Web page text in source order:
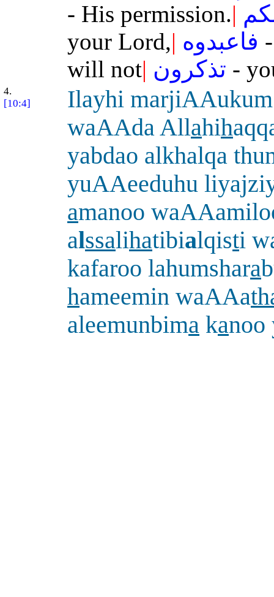
- His permission.|
your Lord,| فاعبدوه
will not| تذكرون -
4.
[10:4]
Ilayhi
waAAda Allahih
yabdao alkhalqa
yuAAeeduhu
amanoo
alssalihatibialqisti
kafaroo lahumshara
hameemin waAAa
aleemunbima kanoo